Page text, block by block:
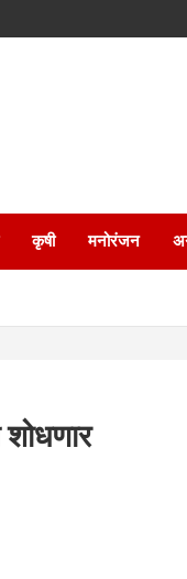
कृषी मनोरंजन
शोधणार